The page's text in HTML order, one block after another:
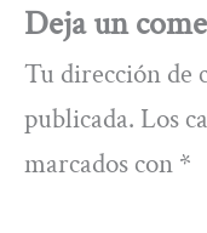
Deja un
Tu dirección de
publicada. Los
marcados con *